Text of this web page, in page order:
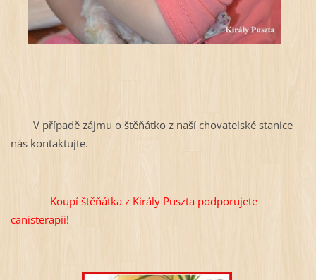
V případě zájmu o štěňátko z naší chovatelské stanice
nás kontaktujte.
Koupí štěňátka z Király Puszta podporujete
canisterapii!